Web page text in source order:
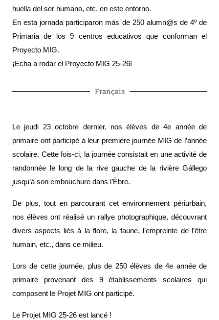
huella del ser humano, etc. en este entorno.
En esta jornada participaron más de 250 alumn@s de 4º de
Primaria de los 9 centros educativos que conforman el
Proyecto MIG.
¡Echa a rodar el Proyecto MIG 25-26!
Français
Le jeudi 23 octobre dernier, nos élèves de 4e année de
primaire ont participé à leur première journée MIG de l’année
scolaire. Cette fois-ci, la journée consistait en une activité de
randonnée le long de la rive gauche de la rivière Gállego
jusqu’à son embouchure dans l’Èbre.
De plus, tout en parcourant cet environnement périurbain,
nos élèves ont réalisé un rallye photographique, découvrant
divers aspects liés à la flore, la faune, l’empreinte de l’être
humain, etc., dans ce milieu.
Lors de cette journée, plus de 250 élèves de 4e année de
primaire provenant des 9 établissements scolaires qui
composent le Projet MIG ont participé.
Le Projet MIG 25-26 est lancé !